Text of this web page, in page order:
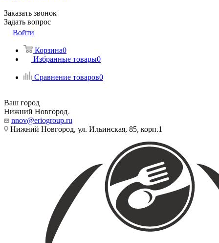
Заказать звонок
Задать вопрос
Войти
Корзина0
Избранные товары0
Сравнение товаров0
Ваш город
Нижний Новгород
nnov@eriogroup.ru
Нижний Новгород, ул. Ильинская, 85, корп.1